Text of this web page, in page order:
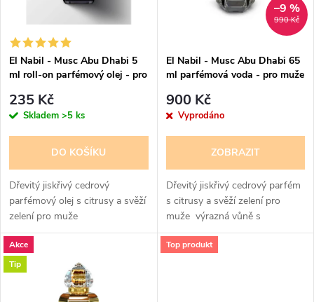
í
p
r
o
d
u
k
t
s
p
r
d
u
k
El Nabil - Musc Abu Dhabi 5
ml roll-on parfémový olej - pro
235 Kč
Skladem >5 ks
DO KOŠÍKU
Dřevitý jiskřivý cedrový
parfémový olej s citrusy a svěží
zelení pro muže
990 Kč
–9 %
El Nabil - Musc Abu Dhabi 65
ml parfémová voda - pro muže
900 Kč
Vyprodáno
ZOBRAZIT
Dřevitý jiskřivý cedrový parfém
s citrusy a svěží zelení pro
muže výrazná vůně s
orientálním pižmovým
základem
Akce
Tip
Top produkt